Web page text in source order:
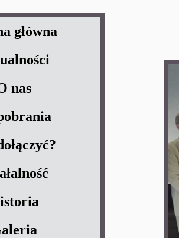
główna
nas